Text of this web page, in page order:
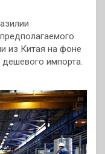
из Китая на фоне
импорта.